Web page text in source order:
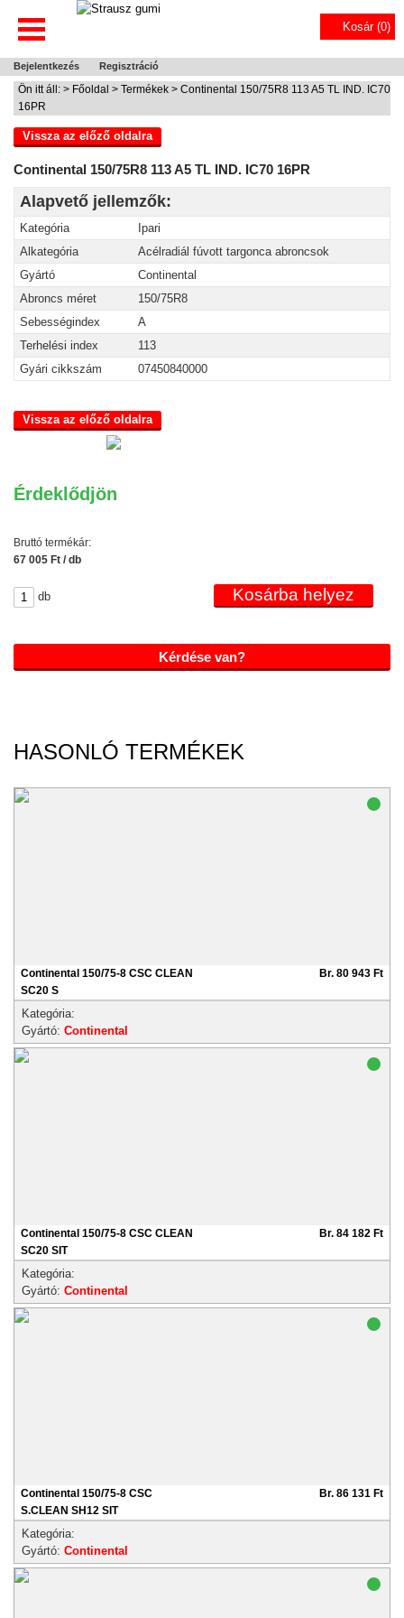
Kosár (0)
Bejelentkezés Regisztráció
Ön itt áll: > Főoldal > Termékek > Continental 150/75R8 113 A5 TL IND. IC70
16PR
Vissza az előző oldalra
Continental 150/75R8 113 A5 TL IND. IC70 16PR
Alapvető jellemzők:
Kategória
Ipari
Alkategória
Acélradiál fúvott targonca abroncsok
Gyártó
Continental
Abroncs méret
150/75R8
Sebességindex
A
Terhelési index
113
Gyári cikkszám
07450840000
Vissza az előző oldalra
Érdeklődjön
Bruttó termékár:
67 005 Ft / db
db
Kérdése van?
HASONLÓ TERMÉKEK
Continental 150/75-8 CSC CLEAN
SC20 S
Br. 80 943 Ft
Kategória:
Gyártó: Continental
Continental 150/75-8 CSC CLEAN
SC20 SIT
Br. 84 182 Ft
Kategória:
Gyártó: Continental
Continental 150/75-8 CSC
S.CLEAN SH12 SIT
Br. 86 131 Ft
Kategória:
Gyártó: Continental